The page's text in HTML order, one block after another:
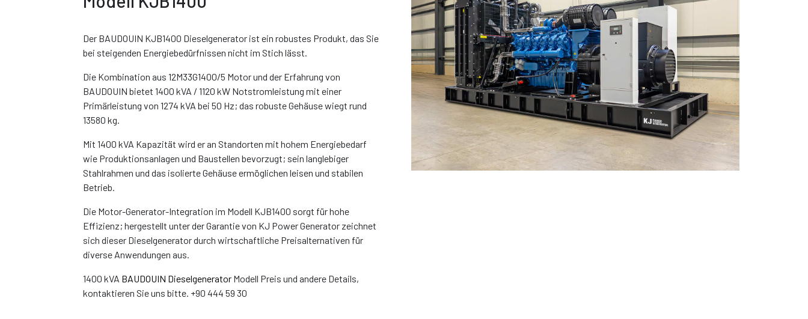
Der BAUDOUIN KJB1400 Dieselgenerator ist ein robustes Produkt, das Sie
bei steigenden Energiebedürfnissen nicht im Stich lässt.
Die Kombination aus 12M33G1400/5 Motor und der Erfahrung von
BAUDOUIN bietet 1400 kVA / 1120 kW Notstromleistung mit einer
Primärleistung von 1274 kVA bei 50 Hz; das robuste Gehäuse wiegt rund
13580 kg.
Mit 1400 kVA Kapazität wird er an Standorten mit hohem Energiebedarf
wie Produktionsanlagen und Baustellen bevorzugt; sein langlebiger
Stahlrahmen und das isolierte Gehäuse ermöglichen leisen und stabilen
Betrieb.
Die Motor-Generator-Integration im Modell KJB1400 sorgt für hohe
Effizienz; hergestellt unter der Garantie von KJ Power Generator zeichnet
sich dieser Dieselgenerator durch wirtschaftliche Preisalternativen für
diverse Anwendungen aus.
1400 kVA BAUDOUIN Dieselgenerator Modell Preis und andere Details,
kontaktieren Sie uns bitte. +90 444 59 30